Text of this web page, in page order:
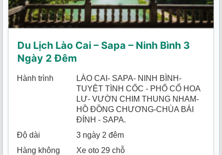
Du Lịch Lào Cai – Sapa – Ninh Bình 3
Ngày 2 Đêm
Hành trình
LÀO CAI- SAPA- NINH BÌNH-
TUYỆT TÌNH CỐC - PHỐ CỔ HOA
LƯ- VƯỜN CHIM THUNG NHAM-
HỒ ĐỒNG CHƯƠNG-CHÙA BÁI
ĐÍNH - SAPA.
Độ dài
3 ngày 2 đêm
Hàng không
Xe oto 29 chỗ